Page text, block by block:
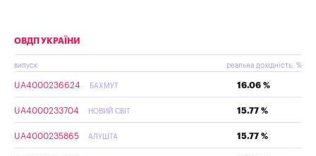
ОВДП УКРАЇНИ
випуск реальна дохідність, %
UA4000236624 БАХМУТ 16.06 %
UA4000233704 НОВИЙ СВІТ 15.77 %
UA4000235865 АЛУШТА 15.77 %